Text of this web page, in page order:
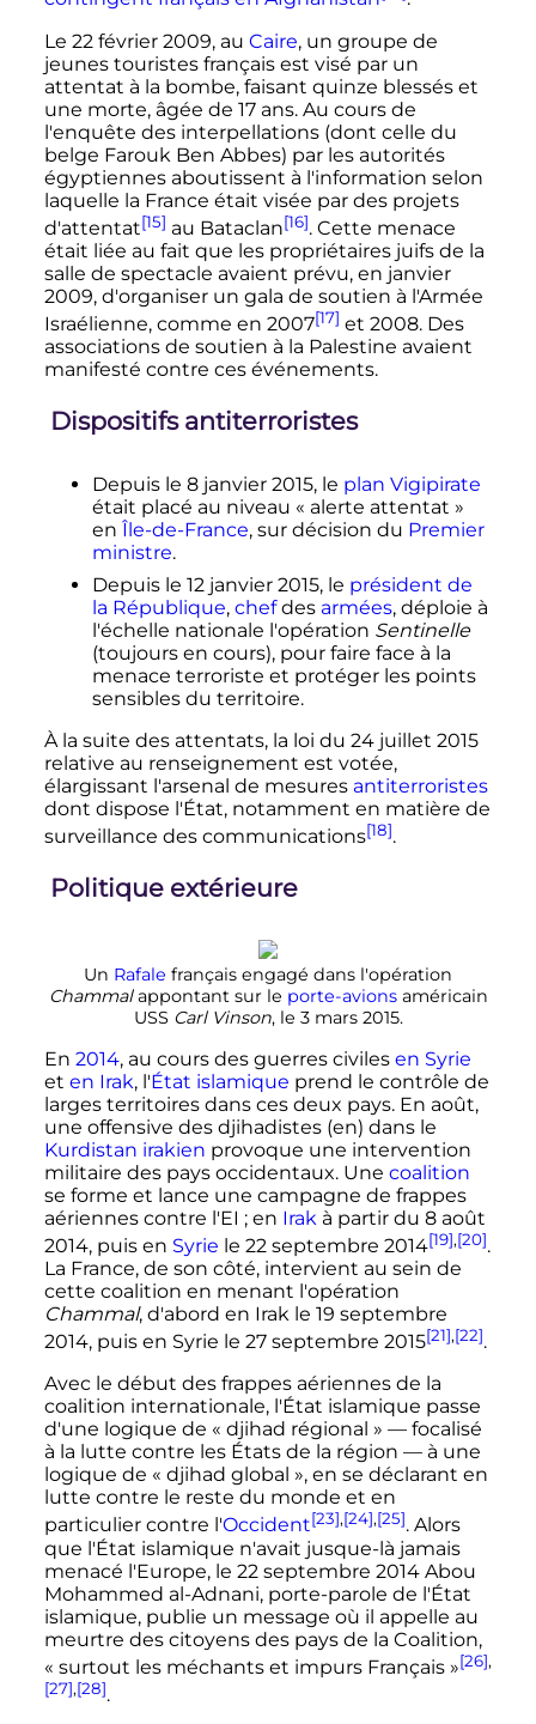
Le 22 février 2009, au Caire, un groupe de
jeunes touristes français est visé par un
attentat à la bombe, faisant quinze blessés et
une morte, âgée de 17 ans. Au cours de
l'enquête des interpellations (dont celle du
belge Farouk Ben Abbes) par les autorités
égyptiennes aboutissent à l'information selon
laquelle la France était visée par des projets
d'attentat[15] au Bataclan[16]. Cette menace
était liée au fait que les propriétaires juifs de la
salle de spectacle avaient prévu, en janvier
2009, d'organiser un gala de soutien à l'Armée
Israélienne, comme en 2007[17] et 2008. Des
associations de soutien à la Palestine avaient
manifesté contre ces événements.
Dispositifs antiterroristes
Depuis le 8 janvier 2015, le plan Vigipirate
était placé au niveau « alerte attentat »
en Île-de-France, sur décision du Premier
ministre.
Depuis le 12 janvier 2015, le président de
la République, chefdes armées, déploie à
l'échelle nationale l'opération Sentinelle
(toujours en cours), pour faire face à la
menace terroriste et protéger les points
sensibles du territoire.
À la suite des attentats, la loi du 24 juillet 2015
relative au renseignement est votée,
élargissant l'arsenal de mesures antiterroristes
dont dispose l'État, notamment en matière de
surveillance des communications[18].
Politique extérieure
Un Rafale français engagé dans l'opération
Chammalappontant sur le porte-avionsaméricain
USS Carl Vinson, le 3 mars 2015.
En 2014, au cours des guerres civiles en Syrie
et en Irak, l'État islamique prend le contrôle de
larges territoires dans ces deux pays. En août,
une offensive des djihadistes (en) dans le
Kurdistan irakien provoque une intervention
militaire des pays occidentaux. Une coalition
se forme et lance une campagne de frappes
aériennes contre l'EI ; en Irakà partir du 8 août
2014, puis en Syrie le 22 septembre 2014[19],[20].
La France, de son côté, intervient au sein de
cette coalition en menant l'opération
Chammal, d'abord en Irak le 19 septembre
2014, puis en Syrie le 27 septembre 2015[21],[22].
Avec le début des frappes aériennes de la
coalition internationale, l'État islamique passe
d'une logique de « djihad régional » — focalisé
à la lutte contre les États de la région — à une
logique de « djihad global », en se déclarant en
lutte contre le reste du monde et en
particulier contre l'Occident[23],[24],[25]. Alors
que l'État islamique n'avait jusque-là jamais
menacé l'Europe, le 22 septembre 2014Abou
Mohammed al-Adnani, porte-parole de l'État
islamique, publie un message où il appelle au
meurtre des citoyens des pays de la Coalition,
« surtout les méchants et impurs Français »[26],
[27],[28].